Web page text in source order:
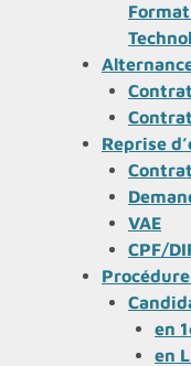
Reprise
VAE
CPF/
en
en